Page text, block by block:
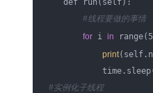
def run(self):
#线程要做的事情
for i in
print
#实例化子线程